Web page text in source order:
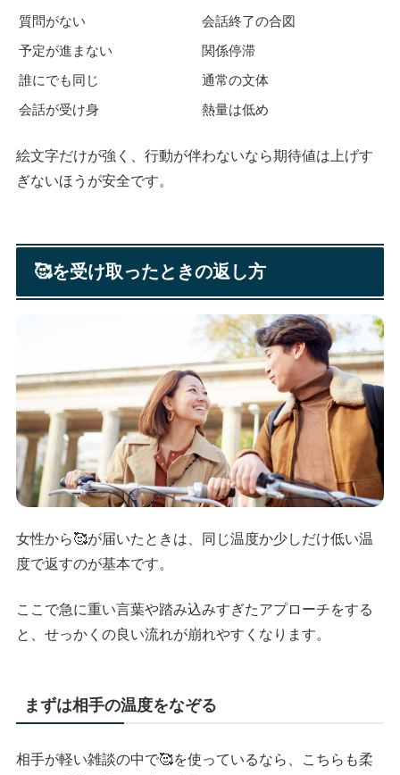
質問がない
会話終了の合図
予定が進まない
関係停滞
誰にでも同じ
通常の文体
会話が受け身
熱量は低め
絵文字だけが強く、行動が伴わないなら期待値は上げす
ぎないほうが安全です。
🥰を受け取ったときの返し方
女性から🥰が届いたときは、同じ温度か少しだけ低い温
度で返すのが基本です。
ここで急に重い言葉や踏み込みすぎたアプローチをする
と、せっかくの良い流れが崩れやすくなります。
まずは相手の温度をなぞる
相手が軽い雑談の中で🥰を使っているなら、こちらも柔